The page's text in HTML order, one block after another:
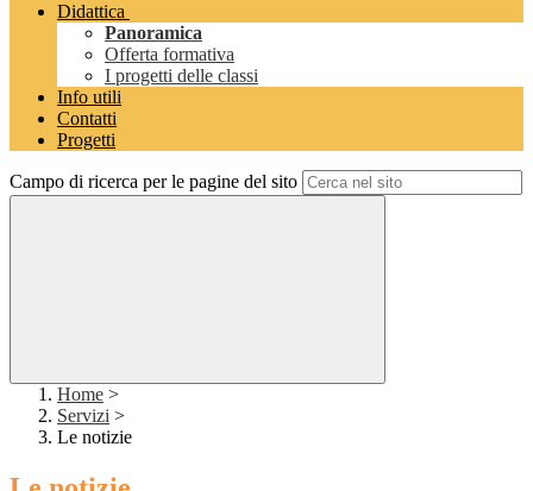
Didattica
Panoramica
Offerta formativa
I progetti delle classi
Info utili
Contatti
Progetti
Campo di ricerca per le pagine del sito
Home >
Servizi >
Le notizie